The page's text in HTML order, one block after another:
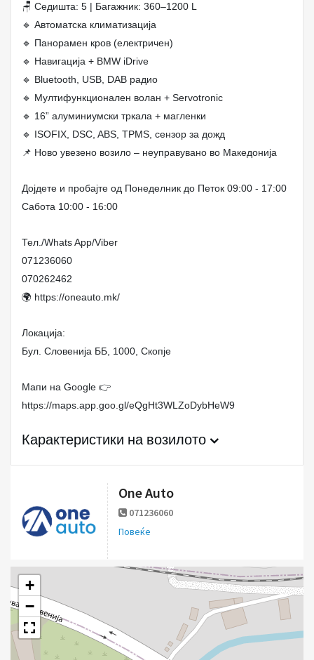
🪑 Седишта: 5 | Багажник: 360–1200 L
🔹 Автоматска климатизација
🔹 Панорамен кров (електричен)
🔹 Навигација + BMW iDrive
🔹 Bluetooth, USB, DAB радио
🔹 Мултифункционален волан + Servotronic
🔹 16” алуминиумски тркала + магленки
🔹 ISOFIX, DSC, ABS, TPMS, сензор за дожд
📌 Ново увезено возило – неуправувано во Македонија
Дојдете и пробајте од Понеделник до Петок 09:00 - 17:00
Сабота 10:00 - 16:00
Тел./Whats App/Viber
071236060
070262462
🌍 https://oneauto.mk/
Локација:
Бул. Словенија ББ, 1000, Скопје
Мапи на Google 👉
https://maps.app.goo.gl/eQgHt3WLZoDybHeW9
Карактеристики на возилото
One Auto
071236060
Повеќе
+
−